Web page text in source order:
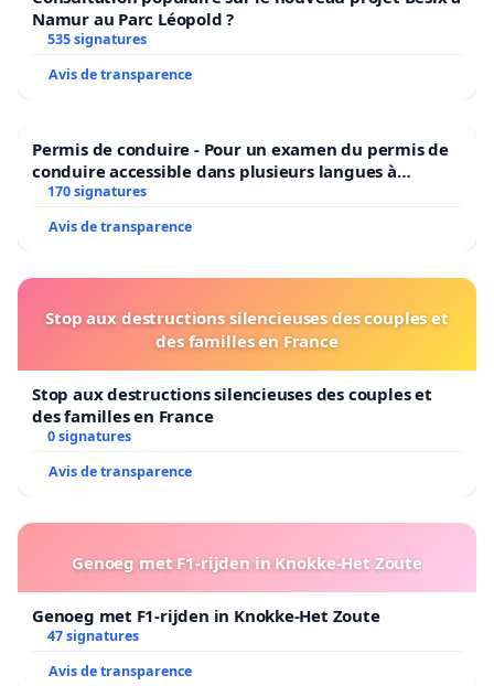
Namur au Parc Léopold ?
535 signatures
Avis de transparence
Permis de conduire - Pour un examen du permis de
conduire accessible dans plusieurs langues à
Bruxelles
170 signatures
Avis de transparence
Stop aux destructions silencieuses des couples et
des familles en France
Stop aux destructions silencieuses des couples et
des familles en France
0 signatures
Avis de transparence
Genoeg met F1-rijden in Knokke-Het Zoute
Genoeg met F1-rijden in Knokke-Het Zoute
47 signatures
Avis de transparence